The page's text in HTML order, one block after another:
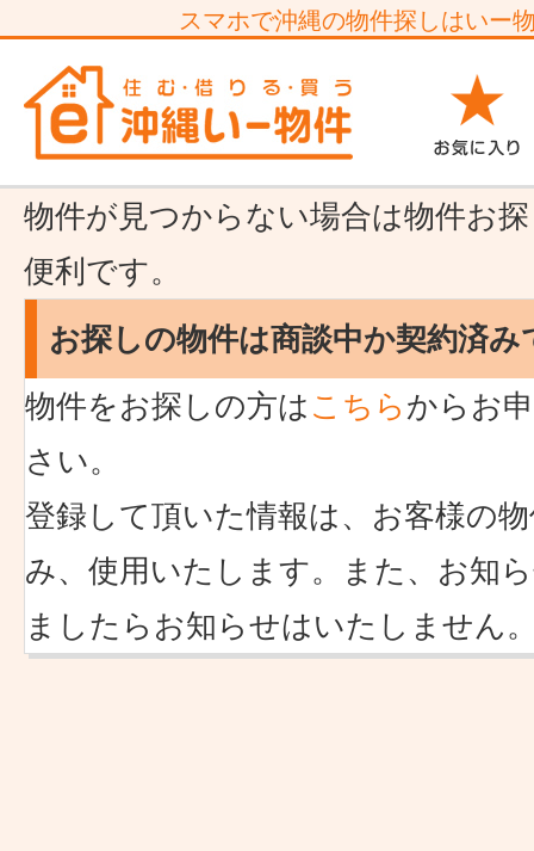
スマホで沖縄の物件探しはいー
物件が見つからない場合は物件お
便利です。
お探しの物件は商談中か契約済み
物件をお探しの方は こちら からお
さい。
登録して頂いた情報は、お客様の
み、使用いたします。また、お知
ましたらお知らせはいたしません